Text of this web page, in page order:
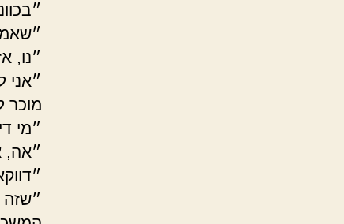
״נו,
״אני
מוכר
״מי
״אה,